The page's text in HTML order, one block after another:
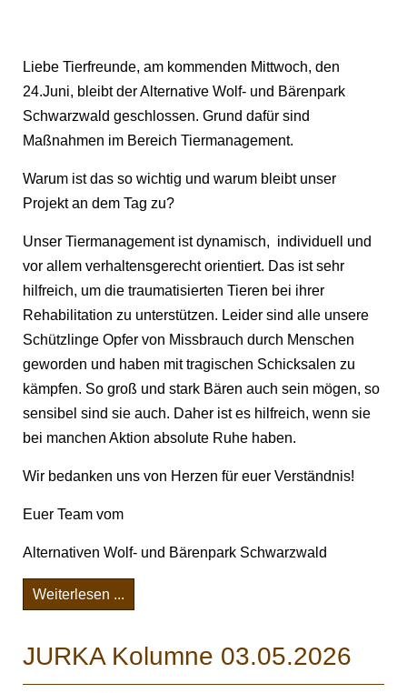
Liebe Tierfreunde, am kommenden Mittwoch, den
24.Juni, bleibt der Alternative Wolf- und Bärenpark
Schwarzwald geschlossen. Grund dafür sind
Maßnahmen im Bereich Tiermanagement.
Warum ist das so wichtig und warum bleibt unser
Projekt an dem Tag zu?
Unser Tiermanagement ist dynamisch, individuell und
vor allem verhaltensgerecht orientiert. Das ist sehr
hilfreich, um die traumatisierten Tieren bei ihrer
Rehabilitation zu unterstützen. Leider sind alle unsere
Schützlinge Opfer von Missbrauch durch Menschen
geworden und haben mit tragischen Schicksalen zu
kämpfen. So groß und stark Bären auch sein mögen, so
sensibel sind sie auch. Daher ist es hilfreich, wenn sie
bei manchen Aktion absolute Ruhe haben.
Wir bedanken uns von Herzen für euer Verständnis!
Euer Team vom
Alternativen Wolf- und Bärenpark Schwarzwald
Weiterlesen ...
JURKA Kolumne 03.05.2026